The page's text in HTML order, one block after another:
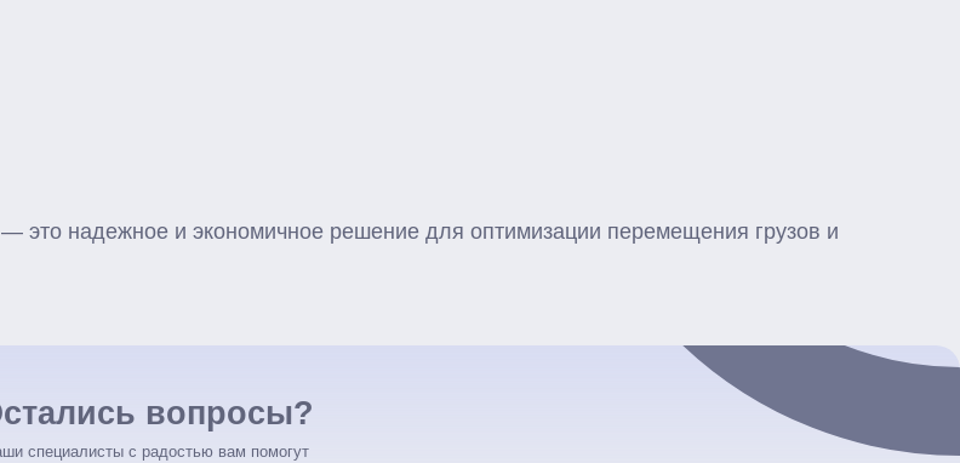
это надежное и экономичное решение для оптимизации перемещения грузов и
вопросы?
специалисты с радостью вам помогут